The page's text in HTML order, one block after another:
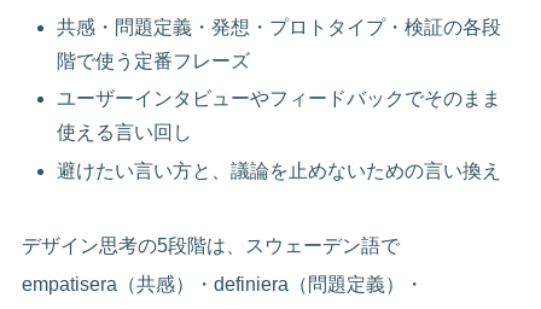
共感・問題定義・発想・プロトタイプ・検証の各段
階で使う定番フレーズ
ユーザーインタビューやフィードバックでそのまま
使える言い回し
避けたい言い方と、議論を止めないための言い換え
デザイン思考の5段階は、スウェーデン語で
empatisera（共感）・definiera（問題定義）・